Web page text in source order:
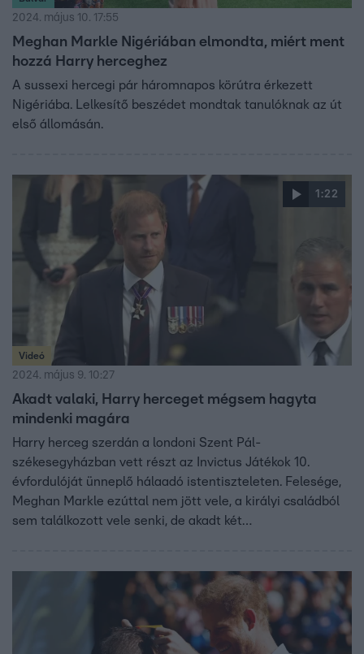
2024. május 10. 17:55
Meghan Markle Nigériában elmondta, miért ment
hozzá Harry herceghez
A sussexi hercegi pár háromnapos körútra érkezett
Nigériába. Lelkesítő beszédet mondtak tanulóknak az út
első állomásán.
1:22
Videó
2024. május 9. 10:27
Akadt valaki, Harry herceget mégsem hagyta
mindenki magára
Harry herceg szerdán a londoni Szent Pál-
székesegyházban vett részt az Invictus Játékok 10.
évfordulóját ünneplő hálaadó istentiszteleten. Felesége,
Meghan Markle ezúttal nem jött vele, a királyi családból
sem találkozott vele senki, de akadt két